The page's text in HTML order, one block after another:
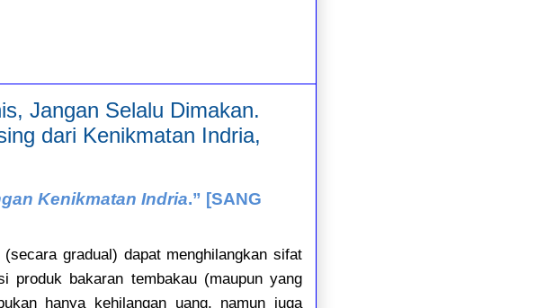
Jangan Selalu Dimakan.
dari Kenikmatan Indria,
Kenikmatan Indria.” [SANG
gradual) dapat menghilangkan sifat
produk bakaran tembakau (maupun yang
hanya kehilangan uang, namun juga